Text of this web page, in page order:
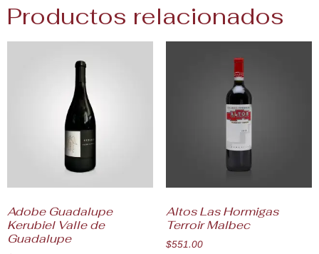
Productos relacionados
Adobe Guadalupe
Kerubiel Valle de
Guadalupe
Altos Las Hormigas
Terroir Malbec
$551.00